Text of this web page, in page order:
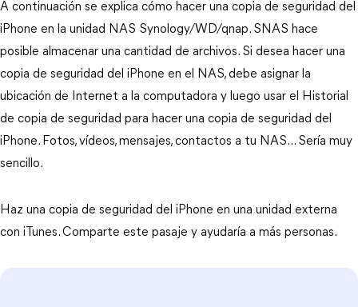
A continuación se explica cómo hacer una copia de seguridad del
iPhone en la unidad NAS Synology/WD/qnap. SNAS hace
posible almacenar una cantidad de archivos. Si desea hacer una
copia de seguridad del iPhone en el NAS, debe asignar la
ubicación de Internet a la computadora y luego usar el Historial
de copia de seguridad para hacer una copia de seguridad del
iPhone. Fotos, vídeos, mensajes, contactos a tu NAS... Sería muy
sencillo.
Haz una copia de seguridad del iPhone en una unidad externa
con iTunes. Comparte este pasaje y ayudaría a más personas.